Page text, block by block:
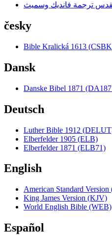
česky
Bible Kralická 1613
Dansk
Danske Bibel 1871
Deutsch
Luther Bible 1912
Elberfelder 1905 (ELB)
Elberfelder 1871 (ELB71)
English
American Standard
King James Version (KJV)
World English Bible (WEB)
Español